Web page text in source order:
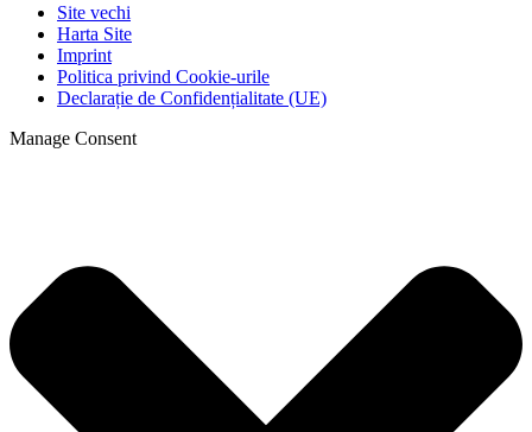
Site vechi
Harta Site
Imprint
Politica privind Cookie-urile
Declarație de Confidențialitate (UE)
Manage Consent